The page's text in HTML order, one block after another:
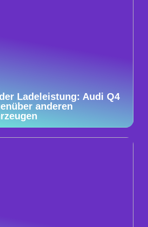
Ladeleistung: Audi Q4
anderen